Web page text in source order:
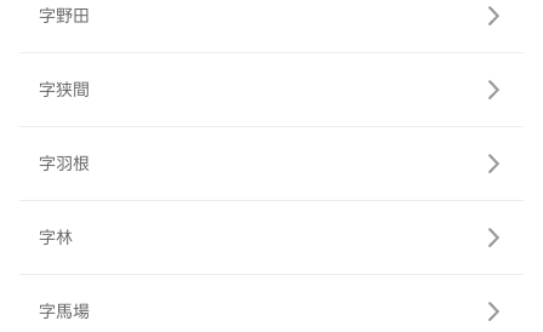
字野田
字狭間
字羽根
字林
字馬場